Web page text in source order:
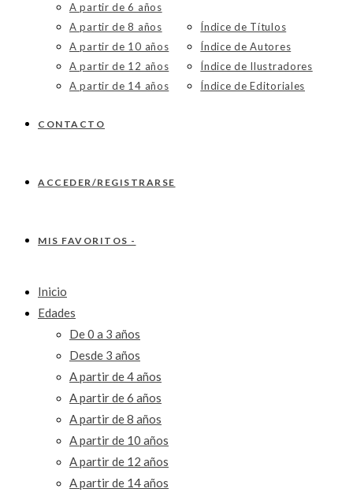
A partir de 6 años
A partir de 8 años
A partir de 10 años
A partir de 12 años
A partir de 14 años
Índice de Títulos
Índice de Autores
Índice de Ilustradores
Índice de Editoriales
CONTACTO
ACCEDER/REGISTRARSE
MIS FAVORITOS -
Inicio
Edades
De 0 a 3 años
Desde 3 años
A partir de 4 años
A partir de 6 años
A partir de 8 años
A partir de 10 años
A partir de 12 años
A partir de 14 años